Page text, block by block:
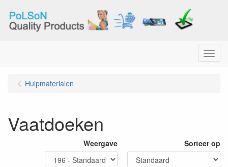
Menu
Hulpmaterialen
Vaatdoeken
Weergave Sorteer op